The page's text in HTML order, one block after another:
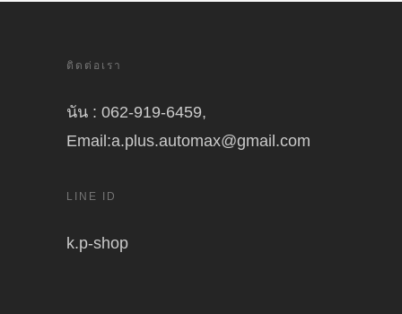
ติดต่อเรา
นัน : 062-919-6459,
Email:a.plus.automax@gmail.com
LINE ID
k.p-shop